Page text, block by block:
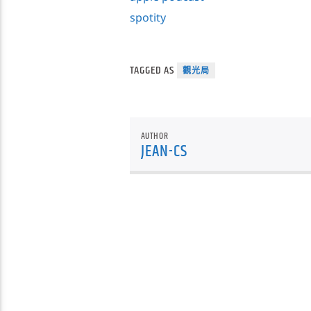
spotity
TAGGED AS 觀光局
AUTHOR
JEAN-CS